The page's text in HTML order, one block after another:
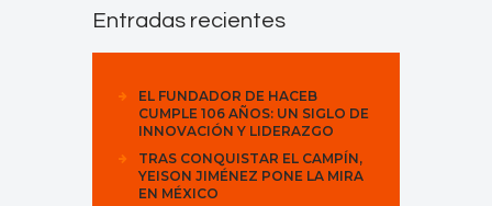
Entradas recientes
EL FUNDADOR DE HACEB
CUMPLE 106 AÑOS: UN SIGLO DE
INNOVACIÓN Y LIDERAZGO
TRAS CONQUISTAR EL CAMPÍN,
YEISON JIMÉNEZ PONE LA MIRA
EN MÉXICO